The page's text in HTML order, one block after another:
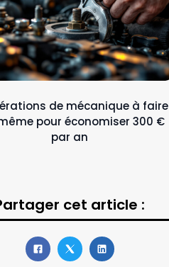
de mécanique à faire
pour économiser 300 €
par an
cet article :